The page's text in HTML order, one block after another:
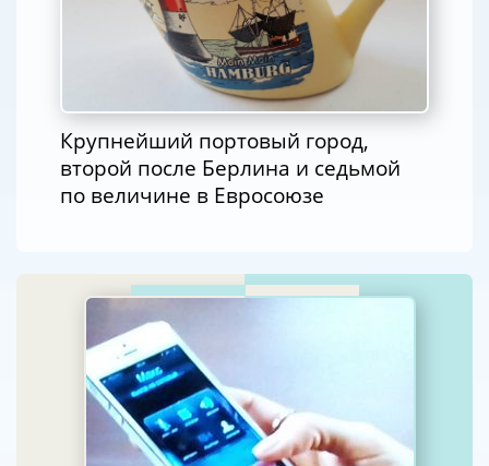
Крупнейший портовый город,
второй после Берлина и седьмой
по величине в Евросоюзе